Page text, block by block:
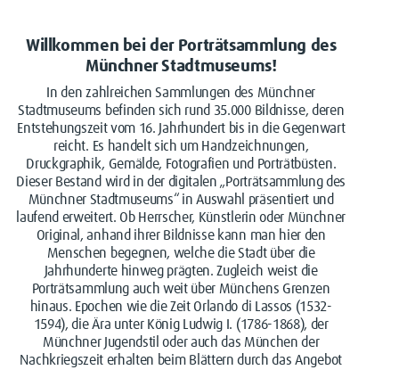
Willkommen bei der Porträtsammlung des
Münchner Stadtmuseums!
In den zahlreichen Sammlungen des Münchner
Stadtmuseums befinden sich rund 35.000 Bildnisse, deren
Entstehungszeit vom 16. Jahrhundert bis in die Gegenwart
reicht. Es handelt sich um Handzeichnungen,
Druckgraphik, Gemälde, Fotografien und Porträtbüsten.
Dieser Bestand wird in der digitalen „Porträtsammlung des
Münchner Stadtmuseums“ in Auswahl präsentiert und
laufend erweitert. Ob Herrscher, Künstlerin oder Münchner
Original, anhand ihrer Bildnisse kann man hier den
Menschen begegnen, welche die Stadt über die
Jahrhunderte hinweg prägten. Zugleich weist die
Porträtsammlung auch weit über Münchens Grenzen
hinaus. Epochen wie die Zeit Orlando di Lassos (1532-
1594), die Ära unter König Ludwig I. (1786-1868), der
Münchner Jugendstil oder auch das München der
Nachkriegszeit erhalten beim Blättern durch das Angebot